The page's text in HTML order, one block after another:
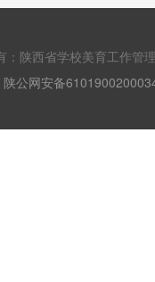
：陕西省学校美育工作管
陕公网安备